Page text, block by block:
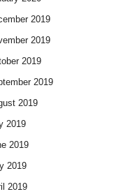
2019
2019
2019
2019
2019
2019
2019
2019
2019